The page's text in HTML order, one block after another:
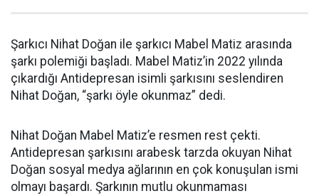
Şarkıcı Nihat Doğan ile şarkıcı Mabel Matiz arasında
şarkı polemiği başladı. Mabel Matiz’in 2022 yılında
çıkardığı Antidepresan isimli şarkısını seslendiren
Nihat Doğan, “şarkı öyle okunmaz” dedi.
Nihat Doğan Mabel Matiz’e resmen rest çekti.
Antidepresan şarkısını arabesk tarzda okuyan Nihat
Doğan sosyal medya ağlarının en çok konuşulan ismi
olmayı başardı. Şarkının mutlu okunmaması